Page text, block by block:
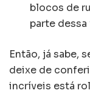
blocos de
parte dessa
Então, já sabe,
deixe de
incríveis está